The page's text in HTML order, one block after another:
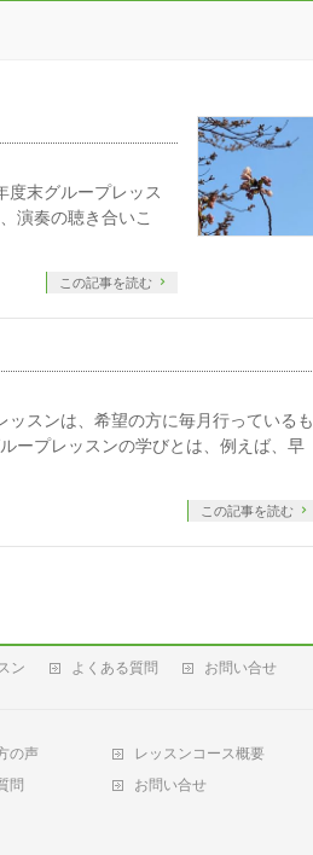
末グループレッス
演奏の聴き合いこ
この記事を読む
スンは、希望の方に毎月行っているも
ープレッスンの学びとは、例えば、早
この記事を読む
ン よくある質問
お問い合せ
の声
レッスンコース概要
問
お問い合せ